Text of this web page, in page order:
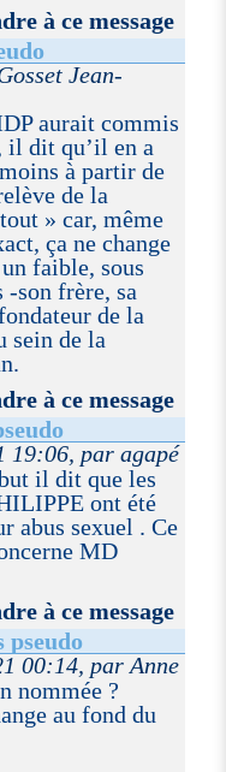
à ce message
Jean-
aurait commis
il dit qu’il en a
à partir de
de la
» car, même
ça ne change
faible, sous
-son frère, sa
de la
sein de la
à ce message
19:06, par agapé
il dit que les
ont été
abus sexuel . Ce
MD
à ce message
pseudo
00:14, par Anne
nommée ?
au fond du